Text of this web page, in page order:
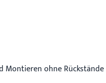
Montieren ohne Rückstände